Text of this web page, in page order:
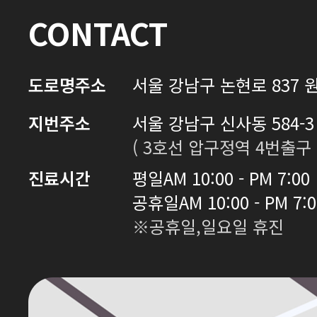
CONTACT
도로명주소
서울 강남구 논현로 837
지번주소
서울 강남구 신사동 584-
( 3호선 압구정역 4번출
진료시간
평일AM 10:00 - PM 7:00
공휴일AM 10:00 - PM
※공휴일,일요일 휴진